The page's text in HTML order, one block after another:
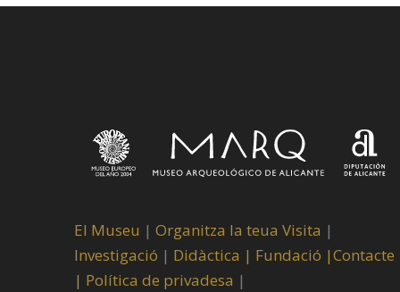
El Museu | Organitza la teua Visita |
Investigació | Didàctica | Fundació |Contacte
| Política de privadesa |